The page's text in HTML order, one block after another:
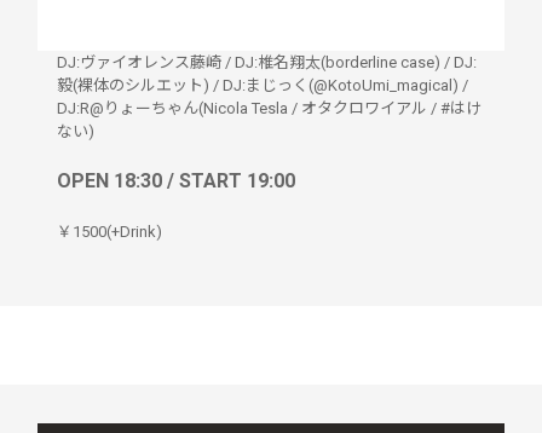
DJ:ヴァイオレンス藤崎 / DJ:椎名翔太(borderline case) / DJ:
毅(裸体のシルエット) / DJ:まじっく(@KotoUmi_magical) /
DJ:R@りょーちゃん(Nicola Tesla / オタクロワイアル / #はけ
ない)
OPEN 18:30 / START 19:00
￥1500(+Drink)